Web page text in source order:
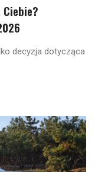
decyzja dotycząca